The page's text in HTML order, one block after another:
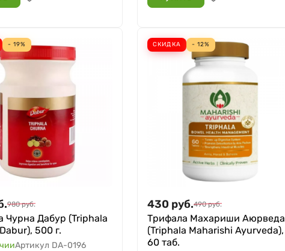
- 19%
980 руб.
Чурна Дабур (Triphala
500 г.
Артикул DA-0196
СКИДКА - 12%
430 руб.490 руб.
Трифала Махариши Аюрведа
(Triphala Maharishi Ayurveda),
60 таб.